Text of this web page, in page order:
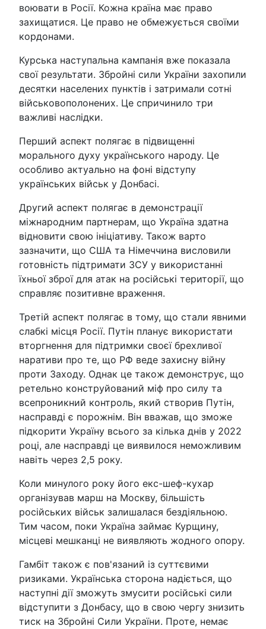
воювати в Росії. Кожна країна має право
захищатися. Це право не обмежується своїми
кордонами.
Курська наступальна кампанія вже показала
свої результати. Збройні сили України захопили
десятки населених пунктів і затримали сотні
військовополонених. Це спричинило три
важливі наслідки.
Перший аспект полягає в підвищенні
морального духу українського народу. Це
особливо актуально на фоні відступу
українських військ у Донбасі.
Другий аспект полягає в демонстрації
міжнародним партнерам, що Україна здатна
відновити свою ініціативу. Також варто
зазначити, що США та Німеччина висловили
готовність підтримати ЗСУ у використанні
їхньої зброї для атак на російські території, що
справляє позитивне враження.
Третій аспект полягає в тому, що стали явними
слабкі місця Росії. Путін планує використати
вторгнення для підтримки своєї брехливої
наративи про те, що РФ веде захисну війну
проти Заходу. Однак це також демонструє, що
ретельно конструйований міф про силу та
всепроникний контроль, який створив Путін,
насправді є порожнім. Він вважав, що зможе
підкорити Україну всього за кілька днів у 2022
році, але насправді це виявилося неможливим
навіть через 2,5 року.
Коли минулого року його екс-шеф-кухар
організував марш на Москву, більшість
російських військ залишалася бездіяльною.
Тим часом, поки Україна займає Курщину,
місцеві мешканці не виявляють жодного опору.
Гамбіт також є пов'язаний із суттєвими
ризиками. Українська сторона надіється, що
наступні дії зможуть змусити російські сили
відступити з Донбасу, що в свою чергу знизить
тиск на Збройні Сили України. Проте, немає